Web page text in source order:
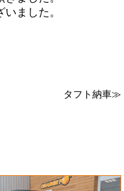
ました。
タフト納車≫